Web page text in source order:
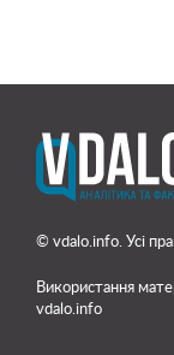
© vdalo.info. Усі
Використання
vdalo.info